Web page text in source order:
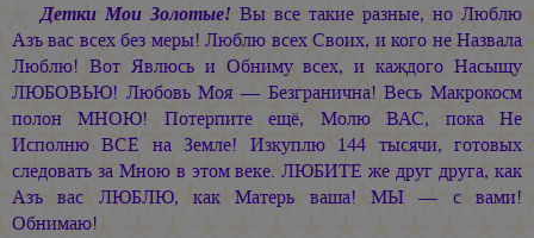
Детки Мои Золотые! Вы все такие разные, но Люблю
Азъ вас всех без меры! Люблю всех Своих, и кого не Назвала
Люблю! Вот Явлюсь и Обниму всех, и каждого Насыщу
ЛЮБОВЬЮ! Любовь Моя — Безгранична! Весь Макрокосм
полон МНОЮ! Потерпите ещё, Молю ВАС, пока Не
Исполню ВСЁ на Земле! Изкуплю 144 тысячи, готовых
следовать за Мною в этом веке. ЛЮБИТЕ же друг друга, как
Азъ вас ЛЮБЛЮ, как Матерь ваша! МЫ — с вами!
Обнимаю!